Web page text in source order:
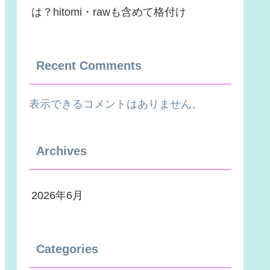
は？hitomi・rawも含めて格付け
Recent Comments
表示できるコメントはありません。
Archives
2026年6月
Categories